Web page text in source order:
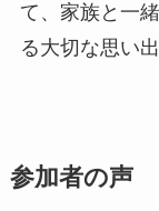
て、家族と一
る大切な思い
参加者の声